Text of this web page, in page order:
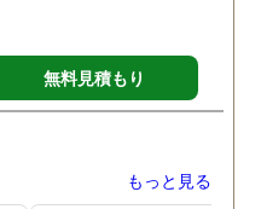
無料見積もり
もっと見る